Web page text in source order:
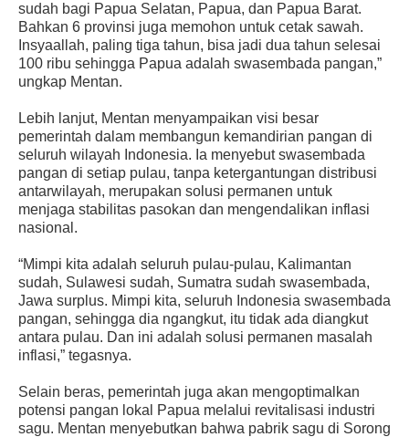
sudah bagi Papua Selatan, Papua, dan Papua Barat.
Bahkan 6 provinsi juga memohon untuk cetak sawah.
Insyaallah, paling tiga tahun, bisa jadi dua tahun selesai
100 ribu sehingga Papua adalah swasembada pangan,”
ungkap Mentan.
Lebih lanjut, Mentan menyampaikan visi besar
pemerintah dalam membangun kemandirian pangan di
seluruh wilayah Indonesia. Ia menyebut swasembada
pangan di setiap pulau, tanpa ketergantungan distribusi
antarwilayah, merupakan solusi permanen untuk
menjaga stabilitas pasokan dan mengendalikan inflasi
nasional.
“Mimpi kita adalah seluruh pulau-pulau, Kalimantan
sudah, Sulawesi sudah, Sumatra sudah swasembada,
Jawa surplus. Mimpi kita, seluruh Indonesia swasembada
pangan, sehingga dia ngangkut, itu tidak ada diangkut
antara pulau. Dan ini adalah solusi permanen masalah
inflasi,” tegasnya.
Selain beras, pemerintah juga akan mengoptimalkan
potensi pangan lokal Papua melalui revitalisasi industri
sagu. Mentan menyebutkan bahwa pabrik sagu di Sorong